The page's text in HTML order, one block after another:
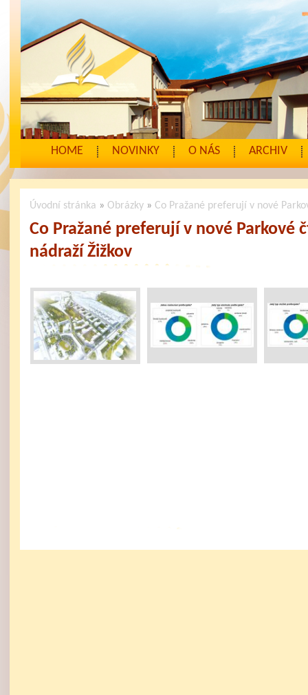
HOME NOVINKY O NÁS ARCHIV
Úvodní stránka » Obrázky » Co Pražané preferují v nové
Co Pražané preferují v nové Parkové
nádraží Žižkov